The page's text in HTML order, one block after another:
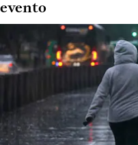
evento